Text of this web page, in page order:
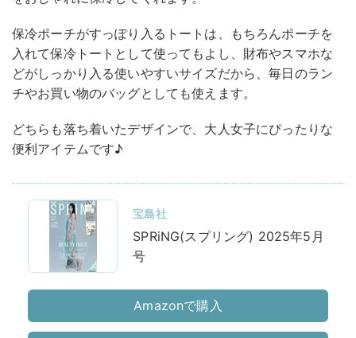
保冷ポーチがすっぽり入るトートは、もちろんポーチを
入れて保冷トートとして使ってもよし、財布やスマホな
どがしっかり入る使いやすいサイズだから、毎日のラン
チやお買い物のバッグとしても使えます。
どちらも落ち着いたデザインで、大人女子にぴったりな
便利アイテムです♪
宝島社
SPRiNG(スプリング) 2025年5月
号
Amazonで購入